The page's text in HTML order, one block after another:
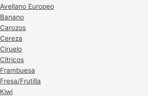
Avellano Europeo
Banano
Carozos
Cereza
Ciruelo
Cítricos
Frambuesa
Fresa/Frutilla
Kiwi